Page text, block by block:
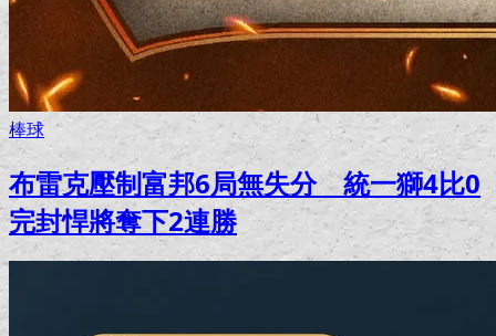
棒球
布雷克壓制富邦6局無失分 統一獅4比0
完封悍將奪下2連勝